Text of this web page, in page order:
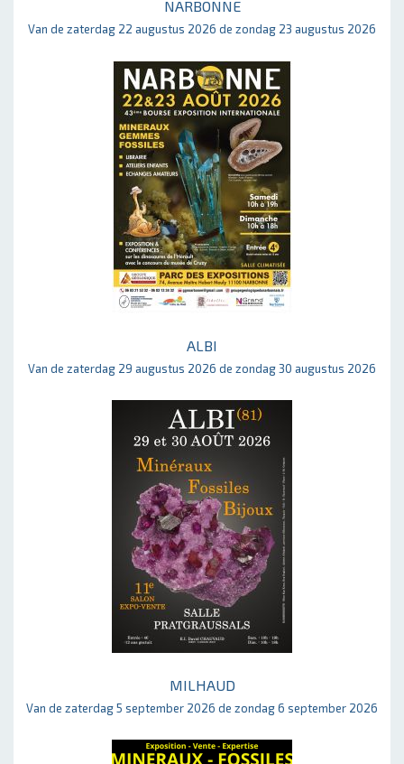
NARBONNE
Van de zaterdag 22 augustus 2026 de zondag 23 augustus 2026
ALBI
Van de zaterdag 29 augustus 2026 de zondag 30 augustus 2026
MILHAUD
Van de zaterdag 5 september 2026 de zondag 6 september 2026